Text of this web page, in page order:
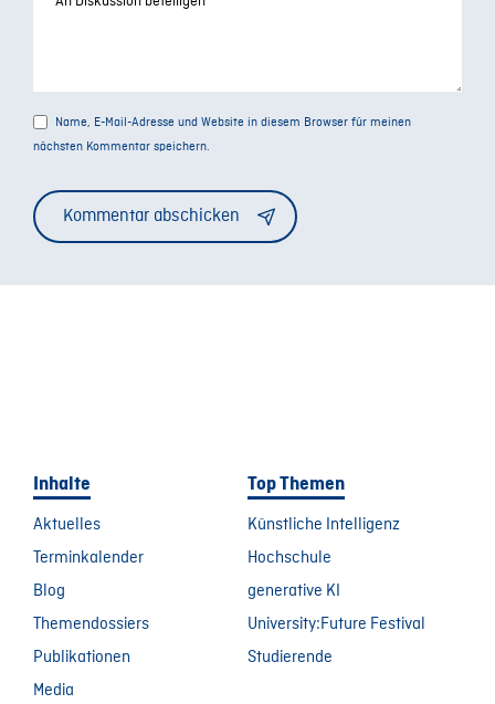
Name, E-Mail-Adresse und Website in diesem Browser für meinen
nächsten Kommentar speichern.
Inhalte
Aktuelles
Terminkalender
Blog
Themendossiers
Publikationen
Media
Top Themen
Künstliche Intelligenz
Hochschule
generative KI
University:Future Festival
Studierende